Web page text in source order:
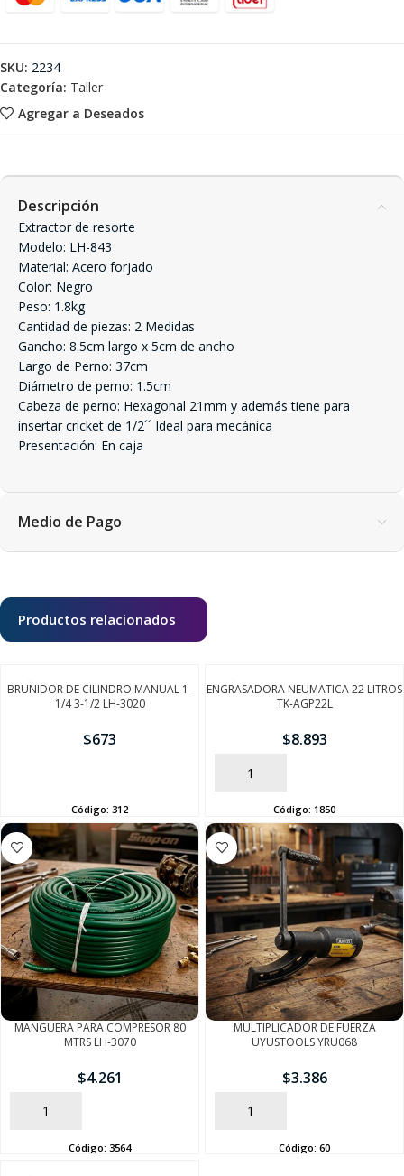
Agregar a Deseados
SKU: 2234
Categoría: Taller
Descripción
Extractor de resorte
Modelo: LH-843
Material: Acero forjado
Color: Negro
Peso: 1.8kg
Cantidad de piezas: 2 Medidas
Gancho: 8.5cm largo x 5cm de ancho
Largo de Perno: 37cm
Diámetro de perno: 1.5cm
Cabeza de perno: Hexagonal 21mm y además tiene para
insertar cricket de 1/2´´ Ideal para mecánica
Presentación: En caja
Medio de Pago
Productos relacionados
BRUNIDOR DE CILINDRO MANUAL 1-
1/4 3-1/2 LH-3020
$673
Código: 312
ENGRASADORA NEUMATICA 22 LITROS
TK-AGP22L
$8.893
AÑADIR
Código: 1850
MANGUERA PARA COMPRESOR 80
MTRS LH-3070
$4.261
AÑADIR
Código: 3564
MULTIPLICADOR DE FUERZA
UYUSTOOLS YRU068
$3.386
AÑADIR
Código: 60